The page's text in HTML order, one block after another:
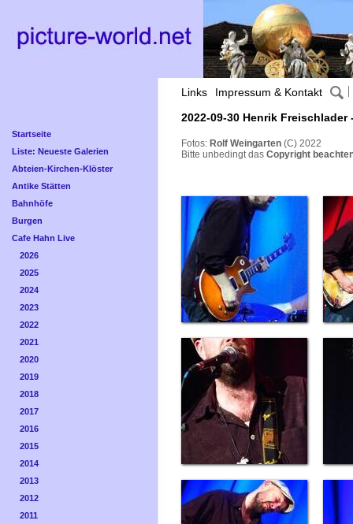
Links Impressum & Kontakt
Startseite
Liste: Neueste Galerien
Abteien-Kirchen-Klöster
Antike Stätten
Bahnhöfe
Burgen
Cafe Hahn Live
2026
2025
2024
2023
2022
2021
2020
2019
2018
2017
2016
2015
2014
2013
2012
2011
2022-09-30 Henrik
Fotos: Rolf Weingarten (C) 2022
Bitte unbedingt das Copyright